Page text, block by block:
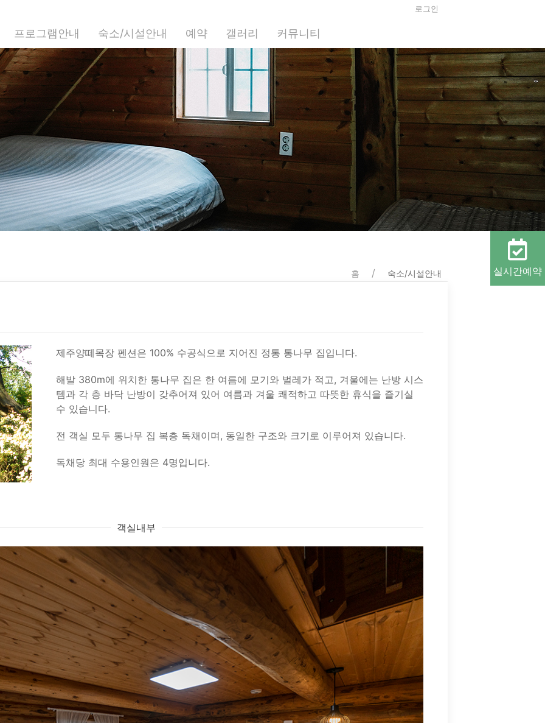
로그인
프로그램안내 숙소/시설안내 예약 갤러리 커뮤니티
홈 숙소/시설안내
제주양떼목장 펜션은 100% 수공식으로 지어진 정통 통나무 집입니다.
해발 380m에 위치한 통나무 집은 한 여름에 모기와 벌레가 적고, 겨울에는 난방 시스
템과 각 층 바닥 난방이 갖추어져 있어 여름과 겨울 쾌적하고 따뜻한 휴식을 즐기실
수 있습니다.
전 객실 모두 통나무 집 복층 독채이며, 동일한 구조와 크기로 이루어져 있습니다.
독채당 최대 수용인원은 4명입니다.
객실내부
실시간예약